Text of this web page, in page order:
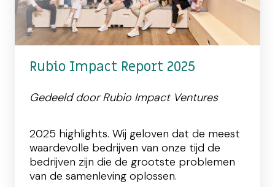
Rubio Impact Report 2025
Gedeeld door Rubio Impact Ventures
2025 highlights. Wij geloven dat de meest
waardevolle bedrijven van onze tijd de
bedrijven zijn die de grootste problemen
van de samenleving oplossen.